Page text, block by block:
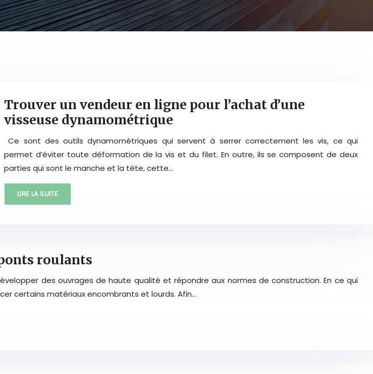
Trouver un vendeur en ligne pour l’achat d’une
visseuse dynamométrique
Ce sont des outils dynamométriques qui servent à serrer correctement les vis, ce qui
permet d’éviter toute déformation de la vis et du filet. En outre, ils se composent de deux
parties qui sont le manche et la tête, cette…
LIRE LA SUITE
roulants
des ouvrages de haute qualité et répondre aux normes de construction. En ce qui
certains matériaux encombrants et lourds. Afin…